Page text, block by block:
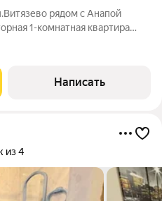
рядом с Анапой
1-комнатная квартира
и мебелью на 1 этаже 5-
своя закрытая
Написать
из 4